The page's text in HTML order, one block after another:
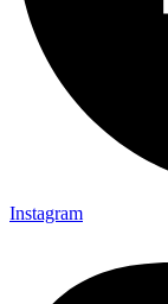
Instagram